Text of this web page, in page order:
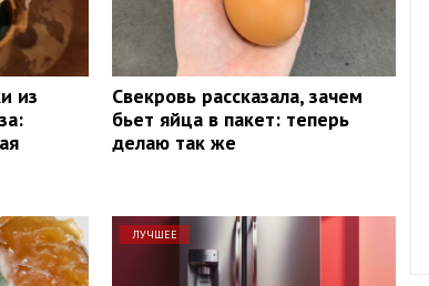
из
Свекровь рассказала, зачем
бьет яйца в пакет: теперь
делаю так же
ЛУЧШЕЕ